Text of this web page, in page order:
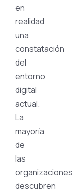
en
realidad
una
constatación
del
entorno
digital
actual.
La
mayoría
de
las
organizaciones
descubren